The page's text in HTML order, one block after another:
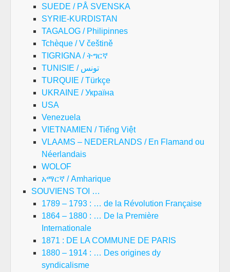
SUEDE / PÅ SVENSKA
SYRIE-KURDISTAN
TAGALOG / Philipinnes
Tchèque / V češtině
TIGRIGNA / ትግርኛ
TUNISIE / تونس
TURQUIE / Türkçe
UKRAINE / Україна
USA
Venezuela
VIETNAMIEN / Tiếng Việt
VLAAMS – NEDERLANDS / En Flamand ou
Néerlandais
WOLOF
አማርኛ / Amharique
SOUVIENS TOI …
1789 – 1793 : … de la Révolution Française
1864 – 1880 : … De la Première
Internationale
1871 : DE LA COMMUNE DE PARIS
1880 – 1914 : … Des origines dy
syndicalisme